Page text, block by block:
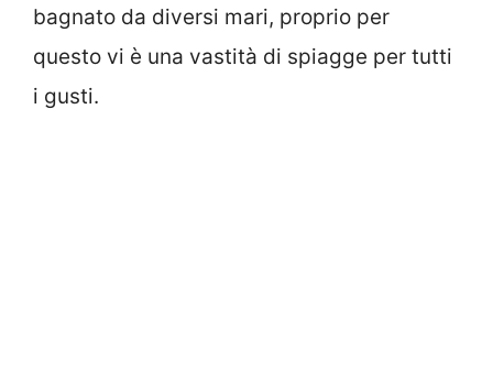
bagnato da diversi mari, proprio per
questo vi è una vastità di spiagge per tutti
i gusti.